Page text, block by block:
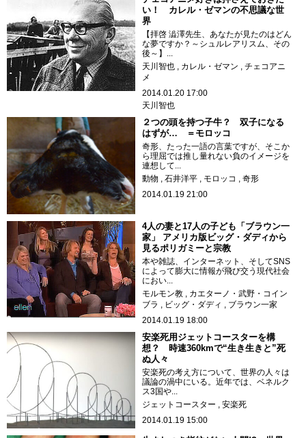
い！ カレル・ゼマンの不思議な世
界
【拝啓 澁澤先生、あなたが見たのはどん
な夢ですか？～シュルレアリスム、その
後～】...
天川智也
カレル・ゼマン
チェコアニ
メ
2014.01.20 17:00
天川智也
２つの頭を持つ子牛？ 双子になる
はずが… ＝モロッコ
奇形、たった一語の言葉ですが、そこか
ら理屈では推し量れない負のイメージを
連想して...
動物
石井洋平 モロッコ
奇形
2014.01.19 21:00
4人の妻と17人の子ども「ブラウン一
家」 アメリカ版ビッグ・ダディから
見るポリガミーと宗教
本や雑誌、インターネット、そしてSNS
によって膨大に情報が飛び交う現代社会
におい...
モルモン教
カエターノ・武野・コイン
ブラ
ビッグ・ダディ
ブラウン一家
2014.01.19 18:00
安楽死用ジェットコースターを構
想？ 時速360kmで“生き生きと”死
ぬ人々
安楽死の考え方について、世界の人々は
議論の渦中にいる。近年では、ベネルク
ス3国や...
ジェットコースター
安楽死
2014.01.19 15:00